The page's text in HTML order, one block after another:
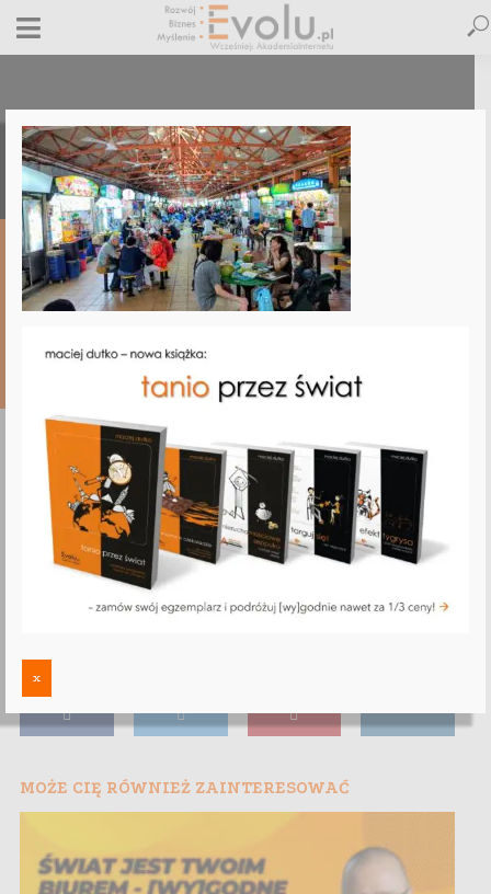
foof-court-singapoore
11 maja 2025 Dodaj komentarz Maciej Dutko 1 minut czytania
KOMENTARZ
MOŻE CIĘ RÓWNIEŻ ZAINTERESOWAĆ
x